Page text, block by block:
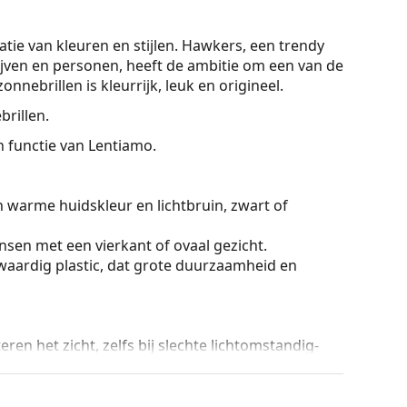
van kleuren en stijlen. Hawkers, een trendy
en personen, heeft de ambitie om een van de
is kleurrijk, leuk en origineel.
functie van Lentiamo.
huidskleur en lichtbruin, zwart of
met een vierkant of ovaal gezicht.
plastic, dat grote duurzaamheid en
het zicht, zelfs bij slechte lichtomstandig­